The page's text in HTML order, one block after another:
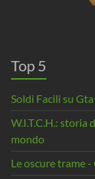
Top 5
Soldi Facili su
W.I.T.C.H.: storia
mondo
Le oscure trame